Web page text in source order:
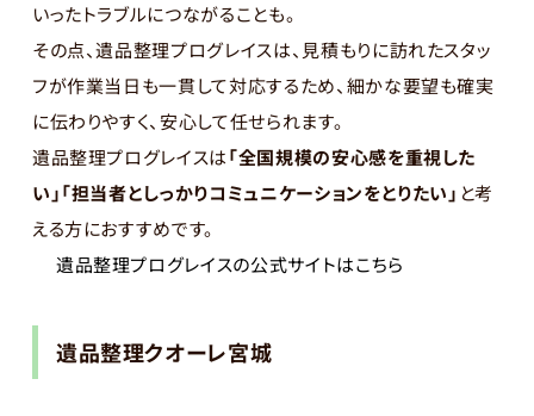
いったトラブルにつながることも。
その点、遺品整理プログレイスは、見積もりに訪れたスタッ
フが作業当日も一貫して対応するため、細かな要望も確実
に伝わりやすく、安心して任せられます。
遺品整理プログレイスは「全国規模の安心感を重視した
い」「担当者としっかりコミュニケーションをとりたい」 と考
える方におすすめです。
遺品整理プログレイスの公式サイトはこちら
遺品整理クオーレ宮城